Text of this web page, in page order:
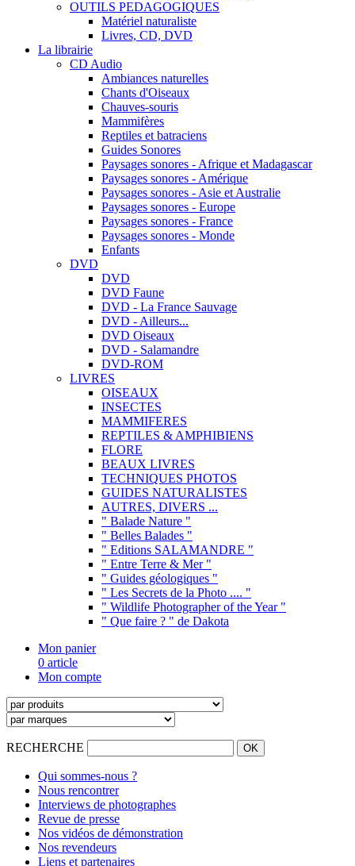
OUTILS PEDAGOGIQUES
Matériel naturaliste
Livres, CD, DVD
La librairie
CD Audio
Ambiances naturelles
Chants d'Oiseaux
Chauves-souris
Mammifères
Reptiles et batraciens
Guides Sonores
Paysages sonores - Afrique et Madagascar
Paysages sonores - Amérique
Paysages sonores - Asie et Australie
Paysages sonores - Europe
Paysages sonores - France
Paysages sonores - Monde
Enfants
DVD
DVD
DVD Faune
DVD - La France Sauvage
DVD - Ailleurs...
DVD Oiseaux
DVD - Salamandre
DVD-ROM
LIVRES
OISEAUX
INSECTES
MAMMIFERES
REPTILES & AMPHIBIENS
FLORE
BEAUX LIVRES
TECHNIQUES PHOTOS
GUIDES NATURALISTES
AUTRES, DIVERS ...
" Balade Nature "
" Belles Balades "
" Editions SALAMANDRE "
" Entre Terre & Mer "
" Guides géologiques "
" Les Secrets de la Photo .... "
" Wildlife Photographer of the Year "
" Que faire ? " de Dakota
Mon panier
0 article
Mon compte
RECHERCHE
Qui sommes-nous ?
Nous rencontrer
Interviews de photographes
Revue de presse
Nos vidéos de démonstration
Nos revendeurs
Liens et partenaires